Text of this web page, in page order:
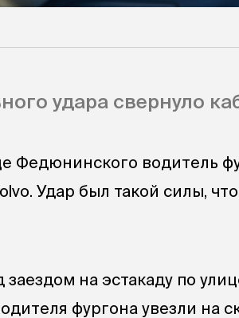
удара свернуло
Федюнинского водитель
Удар был такой силы,
на эстакаду по
фургона увезли на